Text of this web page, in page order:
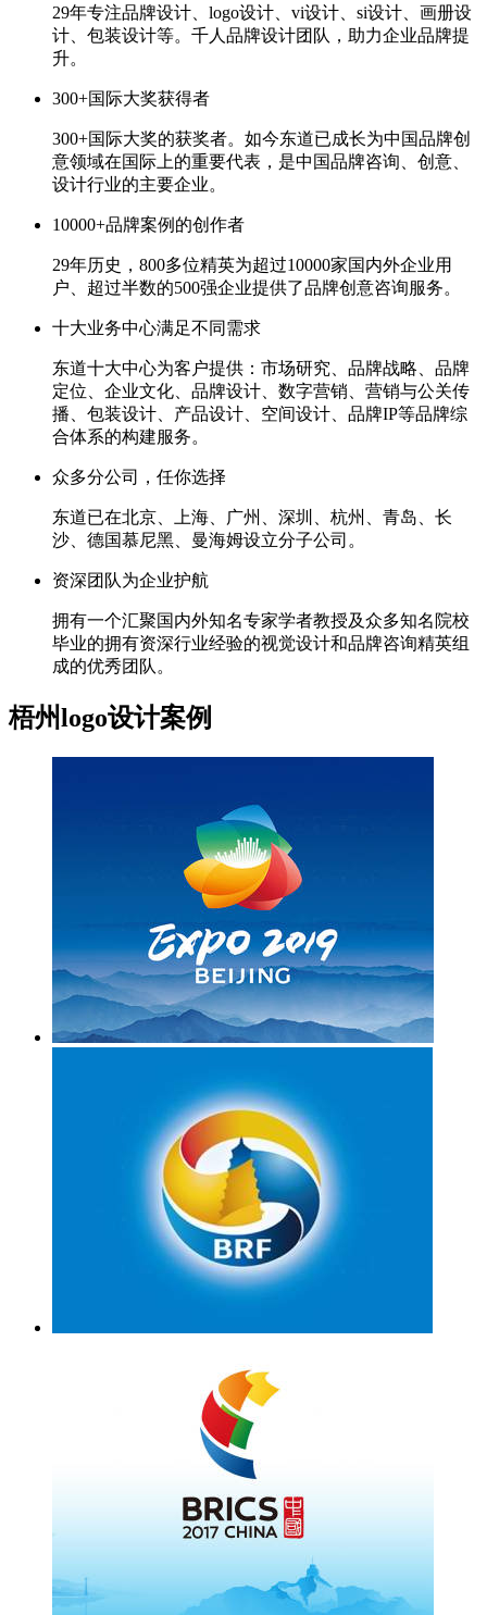
29年专注品牌设计、logo设计、vi设计、si设计、画册设
计、包装设计等。千人品牌设计团队，助力企业品牌提
升。
300+国际大奖获得者
300+国际大奖的获奖者。如今东道已成长为中国品牌创
意领域在国际上的重要代表，是中国品牌咨询、创意、
设计行业的主要企业。
10000+品牌案例的创作者
29年历史，800多位精英为超过10000家国内外企业用
户、超过半数的500强企业提供了品牌创意咨询服务。
十大业务中心满足不同需求
东道十大中心为客户提供：市场研究、品牌战略、品牌
定位、企业文化、品牌设计、数字营销、营销与公关传
播、包装设计、产品设计、空间设计、品牌IP等品牌综
合体系的构建服务。
众多分公司，任你选择
东道已在北京、上海、广州、深圳、杭州、青岛、长
沙、德国慕尼黑、曼海姆设立分子公司。
资深团队为企业护航
拥有一个汇聚国内外知名专家学者教授及众多知名院校
毕业的拥有资深行业经验的视觉设计和品牌咨询精英组
成的优秀团队。
梧州logo设计案例